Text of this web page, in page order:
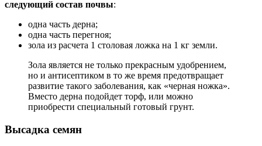
следующий состав почвы:
одна часть дерна;
одна часть перегноя;
зола из расчета 1 столовая ложка на 1 кг земли.
Зола является не только прекрасным удобрением,
но и антисептиком в то же время предотвращает
развитие такого заболевания, как «черная ножка».
Вместо дерна подойдет торф, или можно
приобрести специальный готовый грунт.
Высадка семян